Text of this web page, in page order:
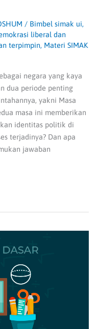
/ Bimbel simak ui,
liberal dan
terpimpin, Materi SIMAK
negara yang kaya
dua periode penting
yakni Masa
masa ini memberikan
identitas politik di
terjadinya? Dan apa
jawaban